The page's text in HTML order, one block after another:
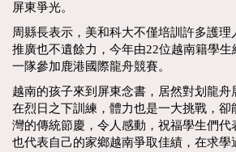
屏東爭光。
周縣長表示，美和科大不僅培訓許多護理
推廣也不遺餘力，今年由22位越南籍學
一隊參加鹿港國際龍舟競賽。
越南的孩子來到屏東念書，居然對划龍舟
在烈日之下訓練，體力也是一大挑戰，卻
灣的傳統節慶，令人感動，祝福學生們代
也代表自己的家鄉越南爭取佳績，在求學